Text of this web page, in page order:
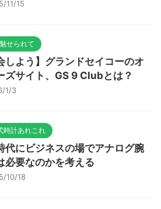
11/15
せられて
しよう】グランドセイコーのオ
ズサイト、GS 9 Clubとは？
1/3
時計あれこれ
代にビジネスの場でアナログ腕
必要なのかを考える
10/18